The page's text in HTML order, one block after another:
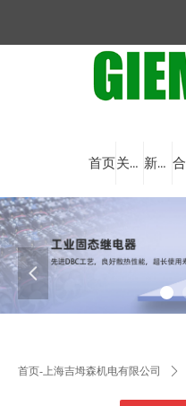
首页 关于我们 新闻资讯
넳
首页-上海吉坶森机电有限公司 ꄲ